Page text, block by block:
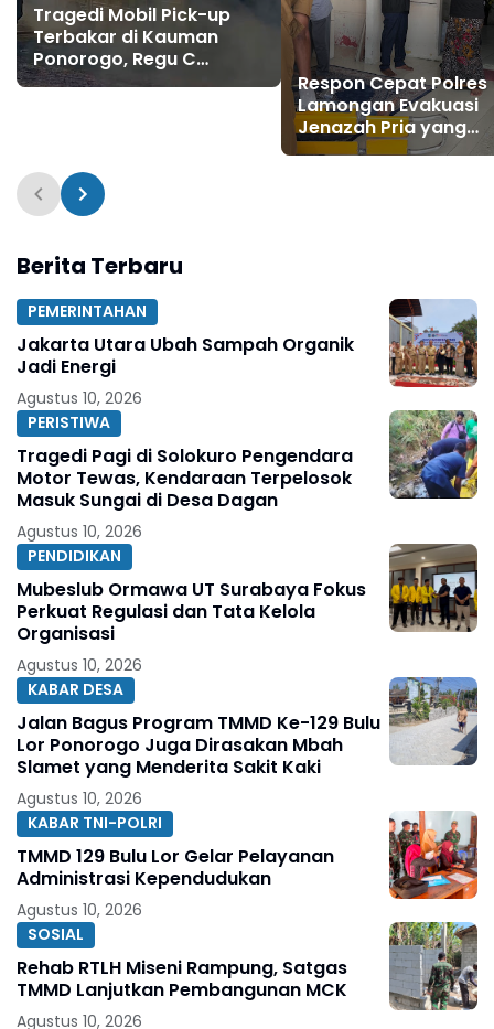
Tragedi Mobil Pick-up
Terbakar di Kauman
Ponorogo, Regu C
Damkar Bergerak Cepat
Respon Cepat Polres
Lamongan Evakuasi
Jenazah Pria yang
Ditemukan
Berita Terbaru
PEMERINTAHAN
Jakarta Utara Ubah Sampah Organik
Jadi Energi
Agustus 10, 2026
PERISTIWA
Tragedi Pagi di Solokuro Pengendara
Motor Tewas, Kendaraan Terpelosok
Masuk Sungai di Desa Dagan
Agustus 10, 2026
PENDIDIKAN
Mubeslub Ormawa UT Surabaya Fokus
Perkuat Regulasi dan Tata Kelola
Organisasi
Agustus 10, 2026
KABAR DESA
Jalan Bagus Program TMMD Ke-129 Bulu
Lor Ponorogo Juga Dirasakan Mbah
Slamet yang Menderita Sakit Kaki
Agustus 10, 2026
KABAR TNI-POLRI
TMMD 129 Bulu Lor Gelar Pelayanan
Administrasi Kependudukan
Agustus 10, 2026
SOSIAL
Rehab RTLH Miseni Rampung, Satgas
TMMD Lanjutkan Pembangunan MCK
Agustus 10, 2026